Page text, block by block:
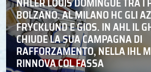
BOLZANO. AL MILANO HC GLI
FRYCKLUND E GIOS. IN AHL IL
CHIUDE LA SUA CAMPAGNA DI
RAFFORZAMENTO, NELLA IHL
RINNOVA COL FASSA